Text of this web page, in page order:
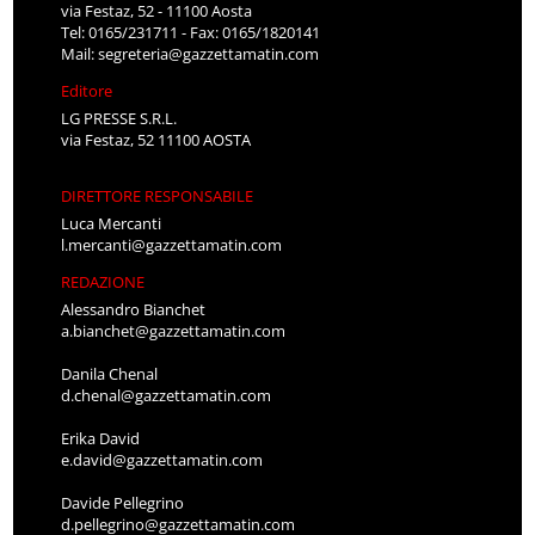
via Festaz, 52 - 11100 Aosta
Tel: 0165/231711 - Fax: 0165/1820141
Mail:segreteria@gazzettamatin.com
Editore
LG PRESSE S.R.L.
via Festaz, 52 11100 AOSTA
DIRETTORE RESPONSABILE
Luca Mercanti
l.mercanti@gazzettamatin.com
REDAZIONE
Alessandro Bianchet
a.bianchet@gazzettamatin.com
Danila Chenal
d.chenal@gazzettamatin.com
Erika David
e.david@gazzettamatin.com
Davide Pellegrino
d.pellegrino@gazzettamatin.com